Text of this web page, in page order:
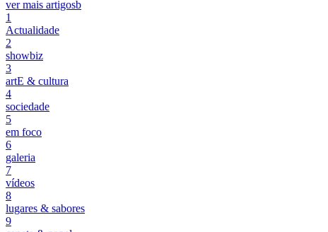
ver mais artigosb
1
Actualidade
2
showbiz
3
artE & cultura
4
sociedade
5
em foco
6
galeria
7
vídeos
8
lugares & sabores
9